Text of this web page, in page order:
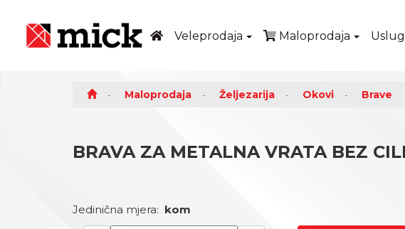
Veleprodaja Maloprodaja
Maloprodaja Željezarija Okovi Brave
BRAVA ZA METALNA VRATA BEZ
Jedinična mjera: kom